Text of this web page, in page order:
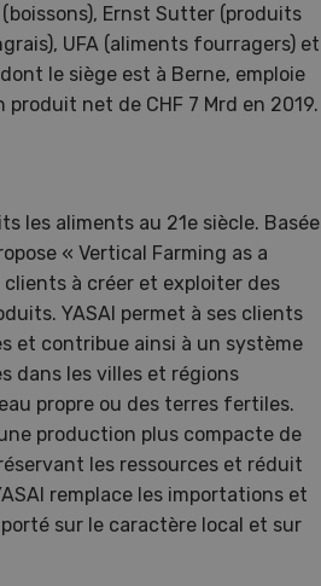
Ernst Sutter (produits
UFA (aliments fourragers) et
le siège est à Berne, emploie
net de CHF 7 Mrd en 2019.
les aliments au 21e siècle. Basée
« Vertical Farming as a
à créer et exploiter des
YASAI permet à ses clients
et contribue ainsi à un système
dans les villes et régions
propre ou des terres fertiles.
production plus compacte de
les ressources et réduit
remplace les importations et
sur le caractère local et sur
Demo Days 2026
Wiedlisbach pour des
démonstrations en direct et la
première suisse du nouveau
porteur à 8 roues.